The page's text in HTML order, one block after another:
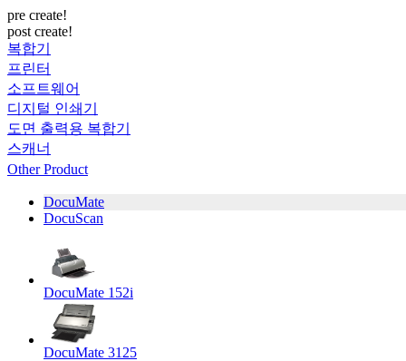
pre create!
post create!
복합기
프린터
소프트웨어
디지털 인쇄기
도면 출력용 복합기
스캐너
Other Product
DocuMate
DocuScan
DocuMate 152i
DocuMate 3125